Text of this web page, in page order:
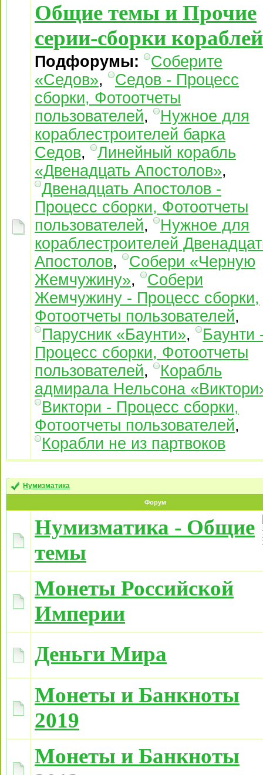
Общие темы и Прочие
серии-сборки кораблей
Подфорумы:
Соберите
«Седов»,
Седов - Процесс
сборки, Фотоотчеты
пользователей,
Нужное для
кораблестроителей барка
Седов,
Линейный корабль
«Двенадцать Апостолов»,
Двенадцать Апостолов -
Процесс сборки, Фотоотчеты
пользователей,
Нужное для
кораблестроителей
Апостолов,
Собери «Черную
Жемчужину»,
Собери
Жемчужину - Процесс сборки,
Фотоотчеты пользователей,
Парусник «Баунти»,
Баунти
Процесс сборки, Фотоотчеты
пользователей,
Корабль
адмирала Нельсона
Виктори - Процесс сборки,
Фотоотчеты пользователей,
Корабли не из партвоков
Нумизматика
Форум
Нумизматика - Общие
темы
Монеты Российской
Империи
Деньги Мира
Монеты и Банкноты
2019
Монеты и Банкноты